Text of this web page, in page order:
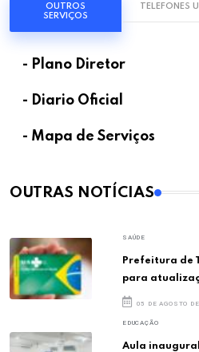
OUTROS
SERVIÇOS
TELEFONES
- Plano Diretor
- Diario Oficial
- Mapa de Serviços
OUTRAS NOTÍCIAS
SAÚDE
Prefeitura de
para
05 DE AGOSTO
EDUCAÇÃO
Aula inaugural